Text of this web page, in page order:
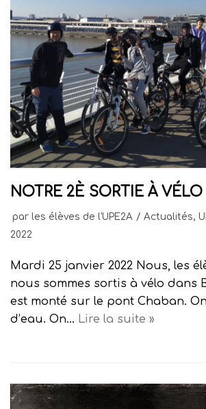
NOTRE 2È SORTIE À VÉLO
par les élèves de l'UPE2A Actualités,
2022
Mardi 25 janvier 2022 Nous, les
nous sommes sortis à vélo dans
est monté sur le pont Chaban.
d’eau. On… Lire la suite »